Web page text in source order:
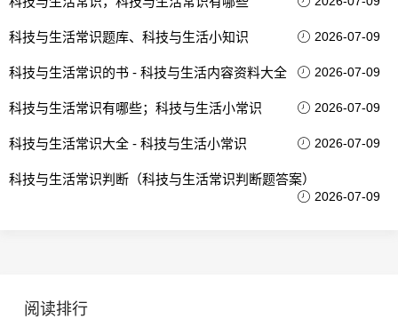
科技与生活常识题库、科技与生活小知识 2026-07-09
科技与生活常识的书 - 科技与生活内容资料大全 2026-07-09
科技与生活常识有哪些；科技与生活小常识 2026-07-09
科技与生活常识大全 - 科技与生活小常识 2026-07-09
科技与生活常识判断（科技与生活常识判断题答案）
2026-07-09
阅读排行